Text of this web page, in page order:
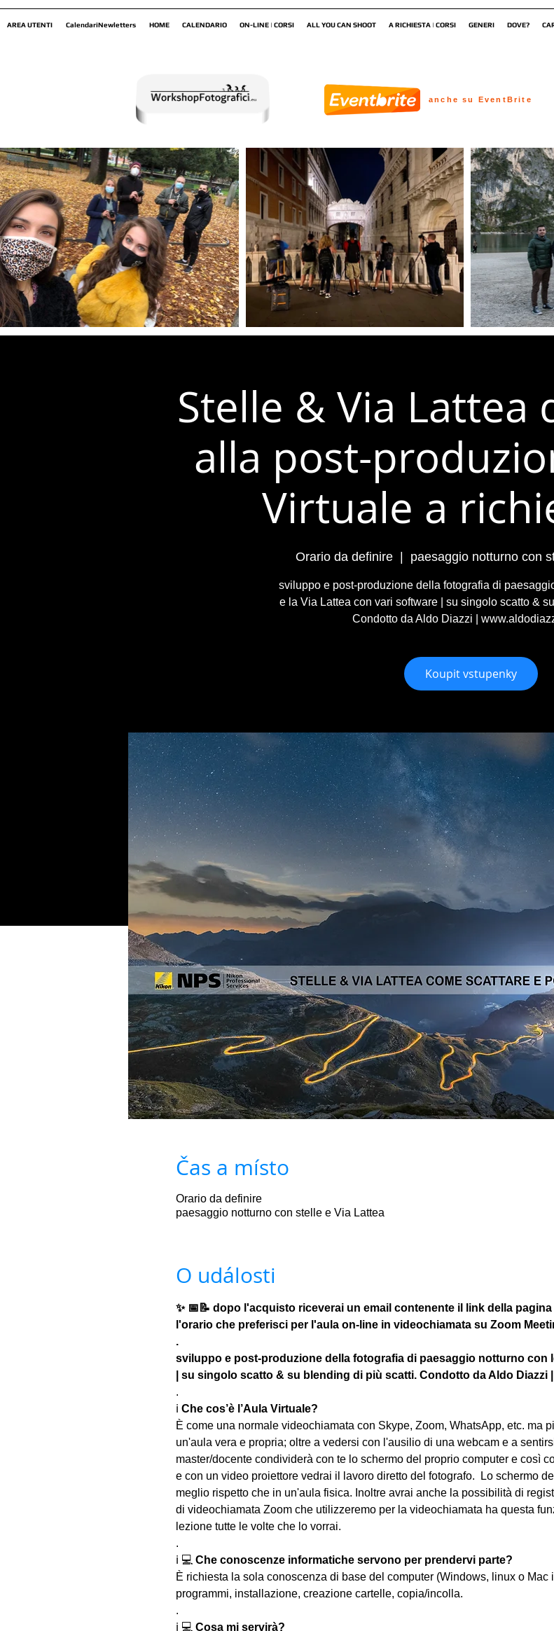
AREA UTENTI CalendariNewletters HOME CALENDARIO ON-LINE | CORSI ALL YOU CAN SHOOT A RICHIESTA | CORSI GENERI DOVE?
Stelle & Via Lattea
alla post-
Virtuale a
Orario da definire paesaggio notturno con
sviluppo e post-produzione della fotografia di
e la Via Lattea con vari software | su singolo scatto &
Condotto da Aldo Diazzi |
Koupit vstupenky
Čas a místo
Orario da definire
paesaggio notturno con stelle e Via Lattea
O události
✨ 📅📝 dopo l'acquisto riceverai un email contenente il link della
l'orario che preferisci per l'aula on-line in videochiamata su Zoom
.
sviluppo e post-produzione della fotografia di paesaggio notturno con
| su singolo scatto & su blending di più scatti. Condotto da Aldo Diazzi |
.
ℹ Che cos’è l’Aula Virtuale?
È come una normale videochiamata con Skype, Zoom, WhatsApp, etc. ma
un'aula vera e propria; oltre a vedersi con l'ausilio di una webcam e a
master/docente condividerà con te lo schermo del proprio computer e così
e con un video proiettore vedrai il lavoro diretto del fotografo.  Lo schermo
meglio rispetto che in un'aula fisica. Inoltre avrai anche la possibilità di
di videochiamata Zoom che utilizzeremo per la videochiamata ha questa
lezione tutte le volte che lo vorrai.
.
ℹ 💻 Che conoscenze informatiche servono per prendervi parte?
È richiesta la sola conoscenza di base del computer (Windows, linux o
programmi, installazione, creazione cartelle, copia/incolla.
.
ℹ 💻 Cosa mi servirà?
anche su EventBrite